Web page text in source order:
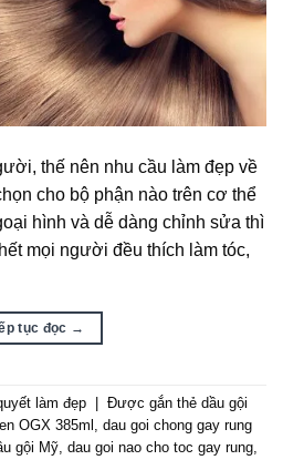
thế nên nhu cầu làm đẹp về
cho bộ phận nào trên cơ thể
hình và dễ dàng chỉnh sửa thì
mọi người đều thích làm tóc,
tục đọc →
làm đẹp Được gắn thẻ dầu gội
OGX 385ml , dau goi chong gay rung
gội Mỹ, dau goi nao cho toc gay rung,